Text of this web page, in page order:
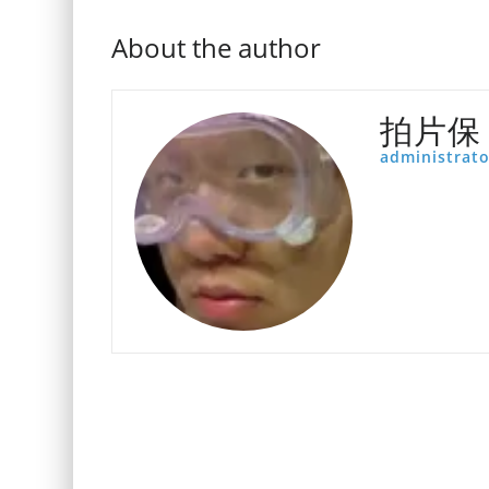
About the author
拍片保